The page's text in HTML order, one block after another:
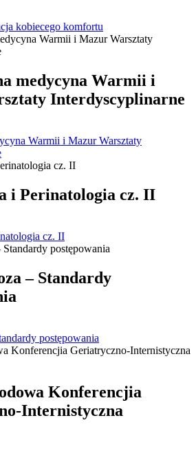
kobiecego komfortu
medycyna Warmii i
Interdyscyplinarne
Warmii i Mazur Warsztaty
i Perinatologia cz. II
cz. II
– Standardy
postępowania
Konferencjia
Internistyczna